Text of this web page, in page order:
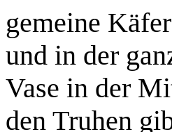
gemeine Käfer
und in der
Vase in der
den Truhen